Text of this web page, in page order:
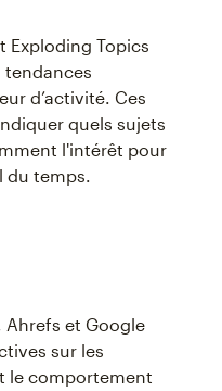
Exploding Topics
tendances
d’activité. Ces
quels sujets
l'intérêt pour
du temps.
Ahrefs et Google
sur les
le comportement